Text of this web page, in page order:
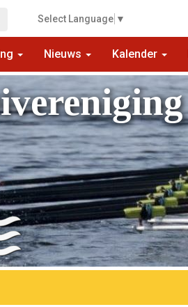
Select Language ▼
Nieuws Kalender